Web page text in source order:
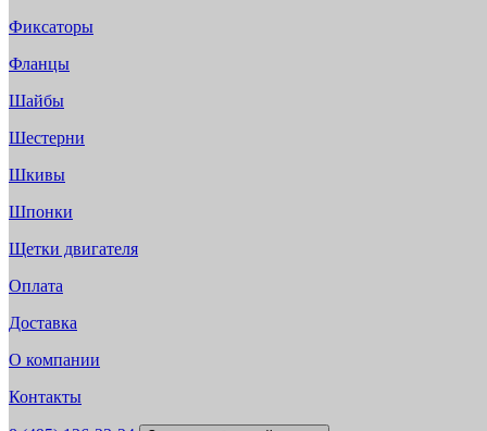
Фиксаторы
Фланцы
Шайбы
Шестерни
Шкивы
Шпонки
Щетки двигателя
Оплата
Доставка
О компании
Контакты